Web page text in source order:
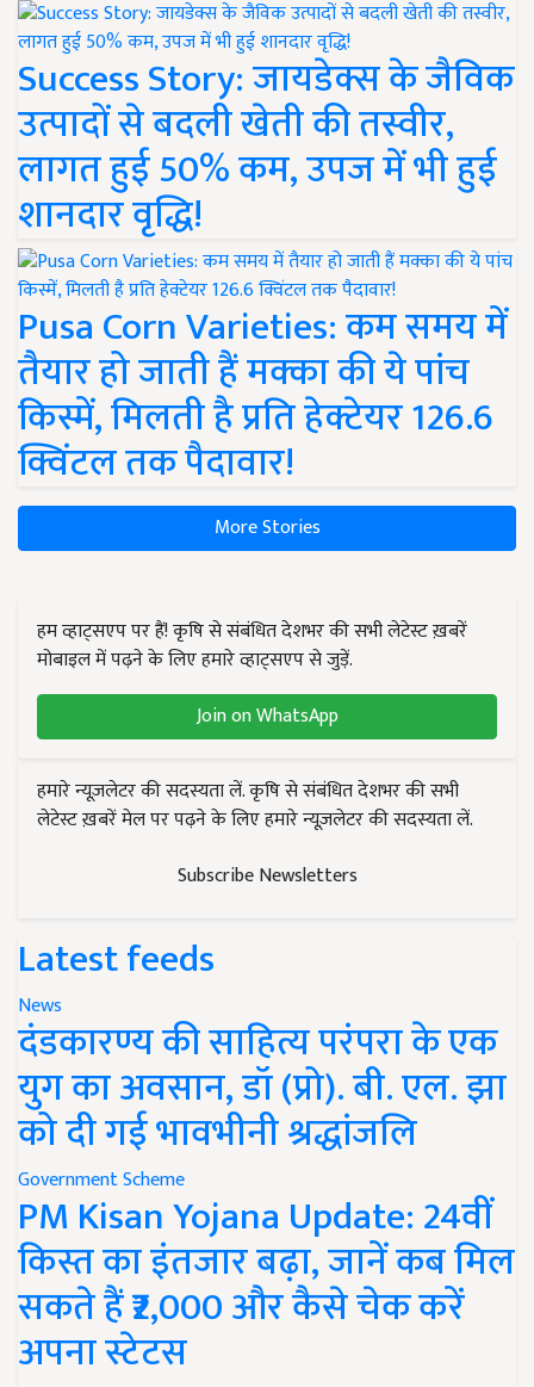
Success Story: जायडेक्स के जैविक
उत्पादों से बदली खेती की तस्वीर,
लागत हुई 50% कम, उपज में भी हुई
शानदार वृद्धि!
Pusa Corn Varieties: कम समय में
तैयार हो जाती हैं मक्का की ये पांच
किस्में, मिलती है प्रति हेक्टेयर 126.6
क्विंटल तक पैदावार!
More Stories
हम व्हाट्सएप पर हैं! कृषि से संबंधित देशभर की सभी लेटेस्ट ख़बरें
मोबाइल में पढ़ने के लिए हमारे व्हाट्सएप से जुड़ें.
Join on WhatsApp
हमारे न्यूज़लेटर की सदस्यता लें. कृषि से संबंधित देशभर की सभी
लेटेस्ट ख़बरें मेल पर पढ़ने के लिए हमारे न्यूज़लेटर की सदस्यता लें.
Subscribe Newsletters
Latest feeds
News
दंडकारण्य की साहित्य परंपरा के एक
युग का अवसान, डॉ (प्रो). बी. एल. झा
को दी गई भावभीनी श्रद्धांजलि
Government Scheme
PM Kisan Yojana Update: 24वीं
किस्त का इंतजार बढ़ा, जानें कब मिल
सकते हैं ₹2,000 और कैसे चेक करें
अपना स्टेटस